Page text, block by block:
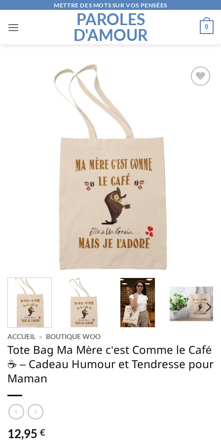
contenu
METTRE DES MOTS SUR VOS PENSÉES
PAROLES
D'AMOUR
0
ACCUEIL » BOUTIQUE WOO
Tote Bag Ma Mère c’est Comme le Café
☕ – Cadeau Humour et Tendresse pour
Maman
12,95 €